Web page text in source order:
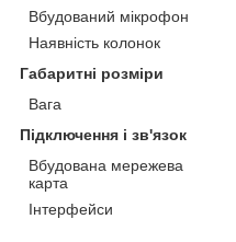
Вбудований мікрофон
Наявність колонок
Габаритні розміри
Вага
Підключення і зв'язок
Вбудована мережева
карта
Інтерфейси